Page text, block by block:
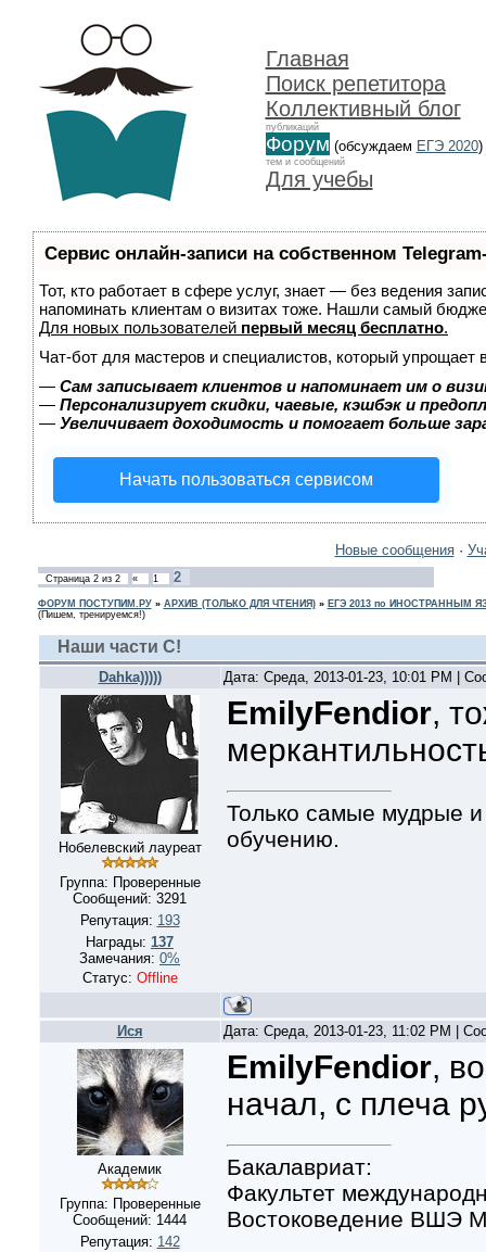
Главная
Поиск репетитора
Коллективный блог
публикаций
Форум (обсуждаем ЕГЭ 2020)
тем и сообщений
Для учебы
Сервис онлайн-записи на собственном
Тот, кто работает в сфере услуг, знает — без ведения
напоминать клиентам о визитах тоже. Нашли самый
Для новых пользователей первый месяц бесплатно.
Чат-бот для мастеров и специалистов, который упрощает
— Сам записывает клиентов и напоминает им о
— Персонализирует скидки, чаевые, кэшбэк и
— Увеличивает доходимость и помогает больше
Начать пользоваться сервисом
Новые сообщения·
Страница 2из 2 « 1 2
ФОРУМ ПОСТУПИМ.РУ» АРХИВ (ТОЛЬКО ДЛЯ ЧТЕНИЯ)» ЕГЭ 2013 по ИНОСТРАННЫМ
(Пишем, тренируемся!)
Наши части С!
Dahka))))) Дата: Среда, 2013-01-23, 10:01 PM |
Нобелевский лауреат
Группа: Проверенные
Сообщений: 3291
Репутация: 193
Награды: 137
Замечания: 0%
Статус: Offline
EmilyFendior,
Только самые мудрые
обучению.
Ися Дата: Среда, 2013-01-23, 11:02 PM |
Академик
Группа: Проверенные
Сообщений: 1444
Репутация: 142
EmilyFendior,
начал, с плеча
Бакалавриат:
Факультет
Востоковедение ВШЭ